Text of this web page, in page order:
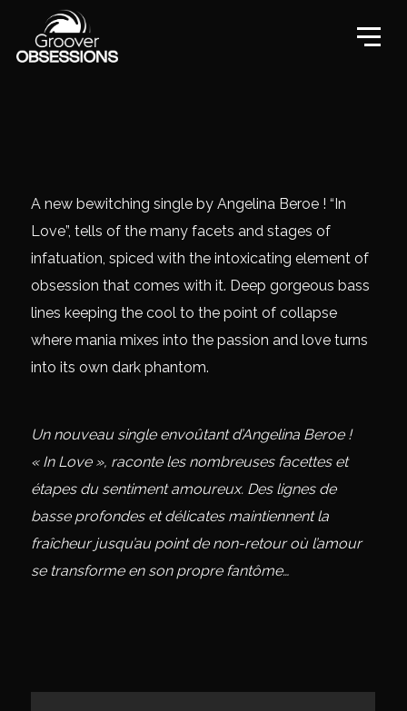
A new bewitching single by Angelina Beroe ! “In
Love”, tells of the many facets and stages of
infatuation, spiced with the intoxicating element of
obsession that comes with it. Deep gorgeous bass
lines keeping the cool to the point of collapse
where mania mixes into the passion and love turns
into its own dark phantom.
Un nouveau single envoûtant d’Angelina Beroe !
« In Love », raconte les nombreuses facettes et
étapes du sentiment amoureux. Des lignes de
basse profondes et délicates maintiennent la
fraîcheur jusqu’au point de non-retour où l’amour
se transforme en son propre fantôme…